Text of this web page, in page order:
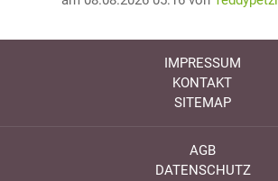
IMPRESSUM
KONTAKT
SITEMAP
AGB
DATENSCHUTZ